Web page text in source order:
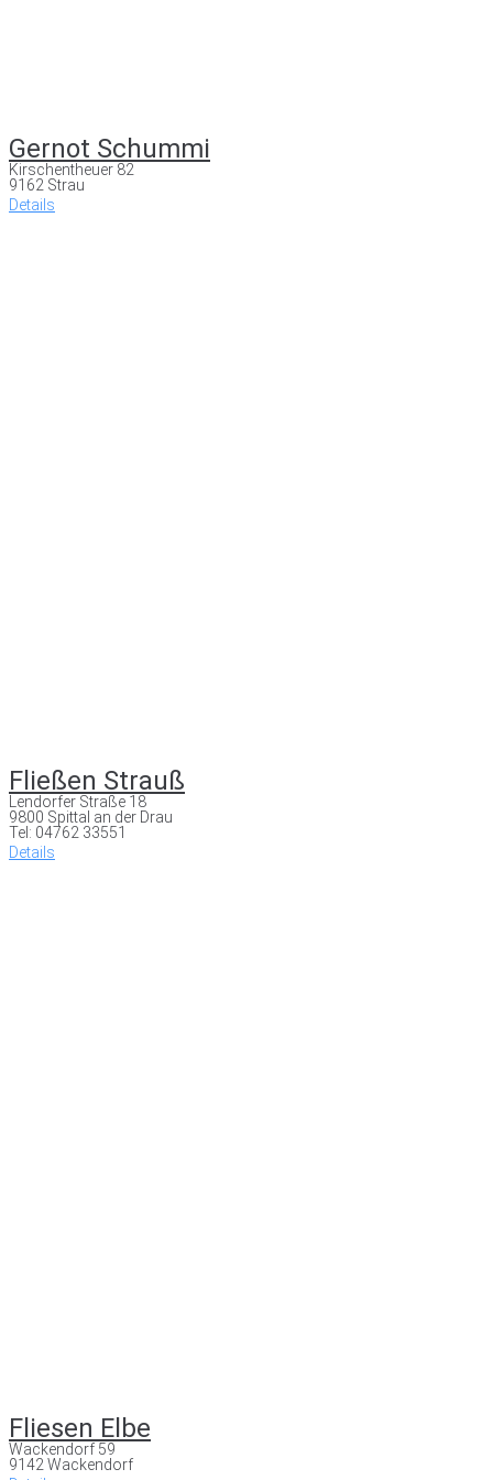
Gernot Schummi
Kirschentheuer 82
9162 Strau
Details
Fließen Strauß
Lendorfer Straße 18
9800 Spittal an der Drau
Tel: 04762 33551
Details
Fliesen Elbe
Wackendorf 59
9142 Wackendorf